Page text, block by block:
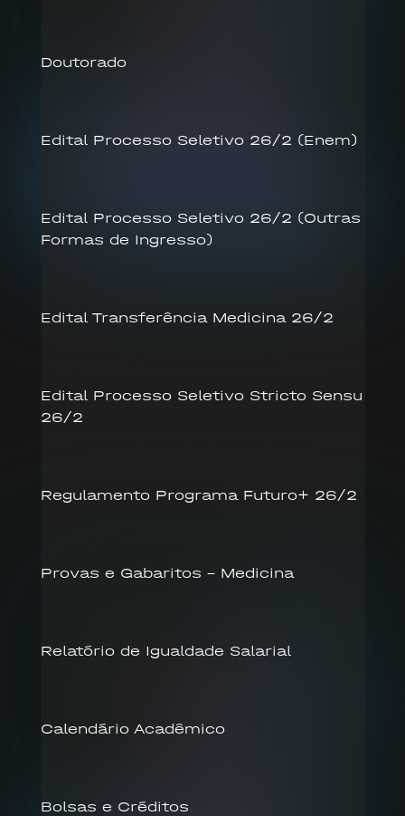
Doutorado
Edital Processo Seletivo 26/2 (Enem)
Edital Processo Seletivo 26/2 (Outras
Formas de Ingresso)
Edital Transferência Medicina 26/2
Edital Processo Seletivo Stricto Sensu
26/2
Regulamento Programa Futuro+ 26/2
Provas e Gabaritos – Medicina
Relatório de Igualdade Salarial
Calendário Acadêmico
Bolsas e Créditos